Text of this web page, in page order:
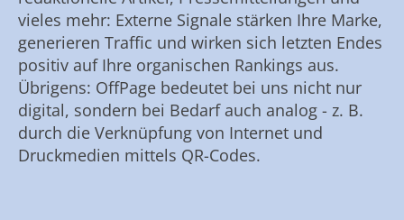
vieles mehr: Externe Signale stärken Ihre Marke,
generieren Traffic und wirken sich letzten Endes
positiv auf Ihre organischen Rankings aus.
Übrigens: OffPage bedeutet bei uns nicht nur
digital, sondern bei Bedarf auch analog - z. B.
durch die Verknüpfung von Internet und
Druckmedien mittels QR-Codes.